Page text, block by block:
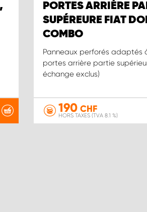
PORTES ARRIÈRE
SUPÉREURE FIAT
COMBO
Panneaux perforés adaptés
portes arrière partie
échange exclus)
190 CHF
HORS TAXES (TVA 8.1 %)